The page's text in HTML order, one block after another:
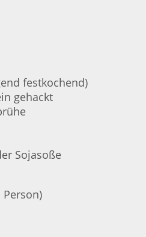
festkochend)
gehackt
Sojasoße
Person)